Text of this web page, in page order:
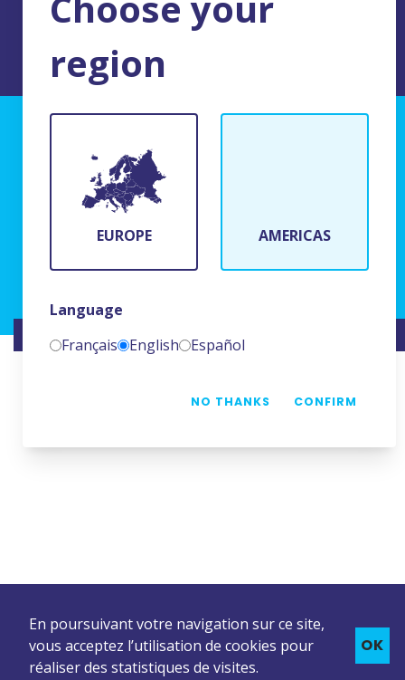
region
EUROPE AMERICAS
Language
Français
English Español
NO THANKS CONFIRM
BFR Systems
24 rue du Bois Chaland
91090 Lisses, France
SITE RÉALISÉ PAR NAMKIN
En poursuivant votre navigation sur ce site,
vous acceptez l’utilisation de cookies pour
réaliser des statistiques de visites.
OK